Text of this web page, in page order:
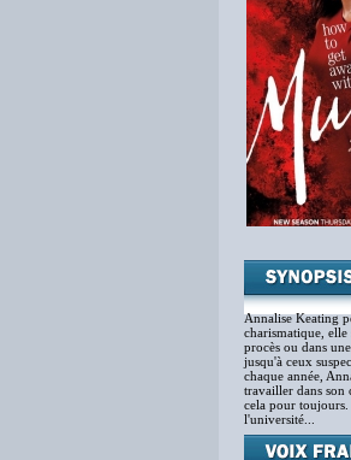
Annalise Keating
charismatique, elle
procès ou dans
jusqu'à ceux
chaque année,
travailler dans son
cela pour toujours.
l'université...